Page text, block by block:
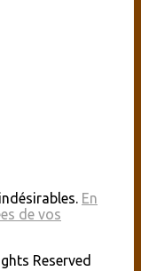
En
de vos
Reserved